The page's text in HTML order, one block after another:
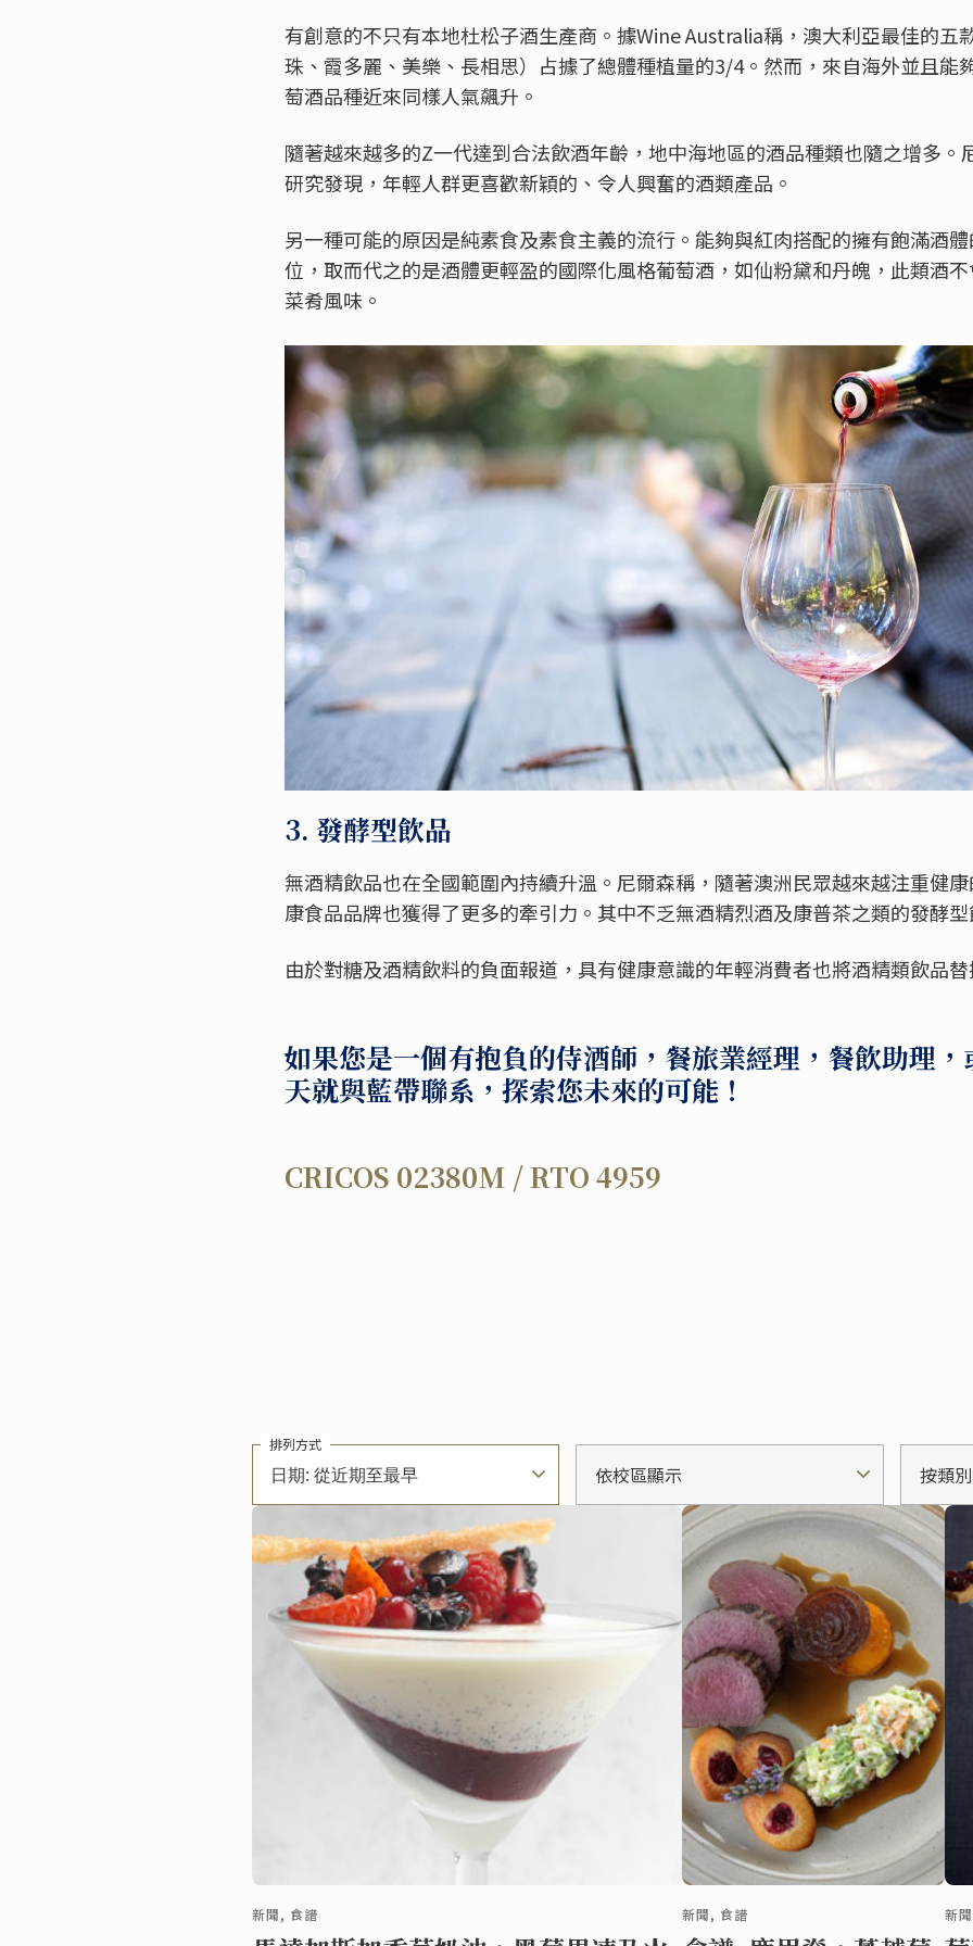
有創意的不只有本地杜松子酒生產商。據Wine Australia稱，澳大利亞最佳的五
珠、霞多麗、美樂、長相思）占據了總體種植量的3/4。然而，來自海外並且能
萄酒品種近來同樣人氣飆升。
隨著越來越多的Z一代達到合法飲酒年齡，地中海地區的酒品種類也隨之增多。
研究發現，年輕人群更喜歡新穎的、令人興奮的酒類產品。
另一種可能的原因是純素食及素食主義的流行。能夠與紅肉搭配的擁有飽滿酒
位，取而代之的是酒體更輕盈的國際化風格葡萄酒，如仙粉黛和丹魄，此類酒
菜肴風味。
3. 發酵型飲品
無酒精飲品也在全國範圍內持續升溫。尼爾森稱，隨著澳洲民眾越來越注重健
康食品品牌也獲得了更多的牽引力。其中不乏無酒精烈酒及康普茶之類的發酵型
由於對糖及酒精飲料的負面報道，具有健康意識的年輕消費者也將酒精類飲品替
如果您是一個有抱負的侍酒師，餐旅業經理，餐飲助理
天就與藍帶聯系，探索您未來的可能！
CRICOS 02380M / RTO 4959
日期: 從近期至最早
排列方式
依校區顯示 按類
新聞, 食譜 新聞, 食譜 新